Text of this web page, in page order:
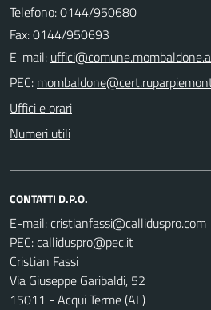
Telefono:0144/950680
Fax: 0144/950693
E-mail:
PEC:
Uffici e orari
Numeri utili
CONTATTI D.P.O.
E-mail:
PEC:
Cristian Fassi
Via Giuseppe Garibaldi, 52
15011 - Acqui Terme (AL)